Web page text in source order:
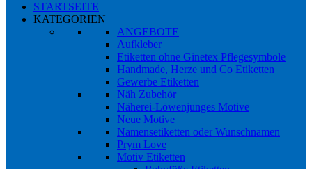
STARTSEITE
KATEGORIEN
ANGEBOTE
Aufkleber
Etiketten ohne Ginetex Pflegesymbole
Handmade, Herze und Co Etiketten
Gewerbe Etiketten
Näh Zubehör
Näherei-Löwenjunges Motive
Neue Motive
Namensetiketten oder Wunschnamen
Prym Love
Motiv Etiketten